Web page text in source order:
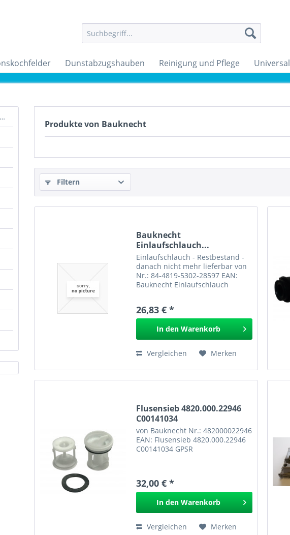
Dunstabzugshauben Reinigung und Pflege Universal
Ceranfelder/Induktionskochfelder
Produkte von Bauknecht
Filtern
Bauknecht
Einlaufschlauch...
Einlaufschlauch - Restbestand -
danach nicht mehr lieferbar von
Nr.: 84-4819-5302-28597 EAN:
Bauknecht Einlaufschlauch
26,83 € *
In den Warenkorb
Vergleichen Merken
Flusensieb 4820.000.22946
C00141034
von Bauknecht Nr.: 482000022946
EAN: Flusensieb 4820.000.22946
C00141034 GPSR
32,00 € *
In den Warenkorb
Vergleichen Merken